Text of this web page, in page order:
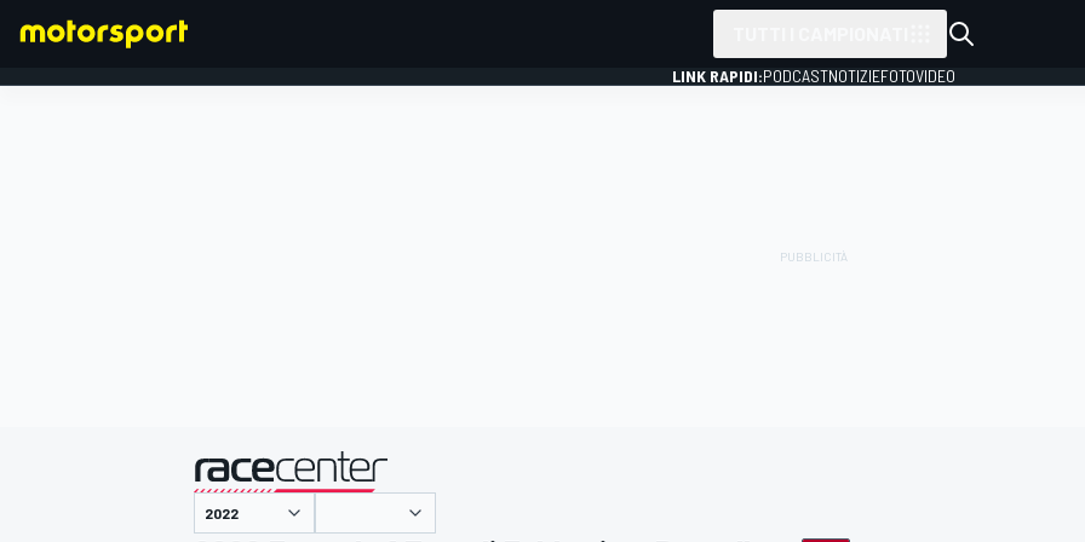
LINK RAPIDI:PODCASTNOTIZIEFOTOVIDEO
presentato da